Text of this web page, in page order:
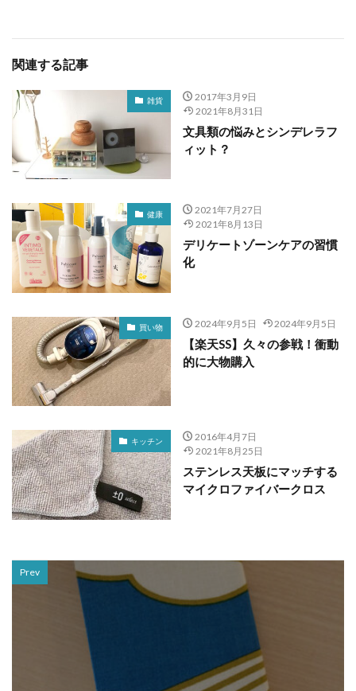
関連する記事
雑貨
2017年3月9日
2021年8月31日
文具類の悩みとシンデレラフ
ィット？
健康
2021年7月27日
2021年8月13日
デリケートゾーンケアの習慣
化
買い物 2024年9月5日 2024年9月5日
【楽天SS】久々の参戦！衝動
的に大物購入
キッチン
2016年4月7日
2021年8月25日
ステンレス天板にマッチする
マイクロファイバークロス
Prev